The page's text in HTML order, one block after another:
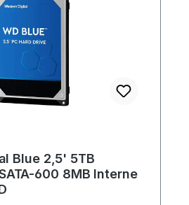
Blue 2,5' 5TB
600 8MB Interne